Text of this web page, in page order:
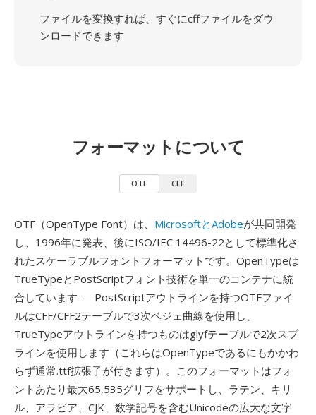
ファイルを変換すれば、すぐにcffファイルをダウ
ンロードできます
フォーマットについて
OTF CFF
OTF（OpenType Font）は、 MicrosoftとAdobeが共同開発
し、1996年に発表、後にISO/IEC 14496-22として標準化さ
れたスケーラブルフォントフォーマットです。OpenTypeは
TrueTypeとPostScriptフォント技術を単一のコンテナに統
合しています — PostScriptアウトラインを持つOTFファイ
ルはCFF/CFF2テーブルで3次ベジェ曲線を使用し、
TrueTypeアウトラインを持つものはglyfテーブルで2次スプ
ラインを使用します（これらはOpenTypeであるにもかかわ
らず通常.ttf拡張子が付きます）。このフォーマットはフォ
ントあたり最大65,535グリフをサポートし、ラテン、キリ
ル、アラビア、CJK、数学記号を含むUnicodeの広大な文字